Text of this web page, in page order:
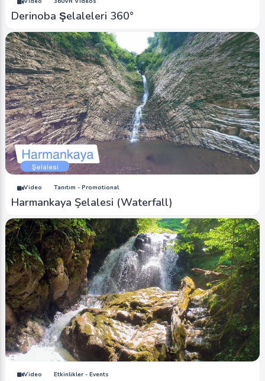
Derinoba Şelaleleri 360°
Video Tanıtım - Promotional
Harmankaya Şelalesi (Waterfall)
Video Etkinlikler - Events